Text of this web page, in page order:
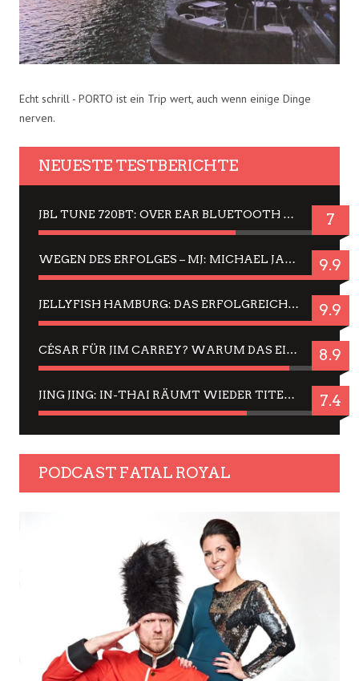
Echt schrill - PORTO ist ein Trip wert, auch wenn einige Dinge
nerven.
NEUESTE TESTBERICHTE
JBL TUNE 720BT: OVER EAR BLUETOOTH KOPFHÖRER UM DIE 50,-€ IM DAUER-TEST 7
WEGEN DES ERFOLGES – MJ: MICHAEL JACKSON MUSICAL IN EINER MATINEE SEHEN 9.9
JELLYFISH HAMBURG: DAS ERFOLGREICHE SOMMER-MENÜ 2025 IN GEFÜHLEN UND BILDERN 9.9
CÉSAR FÜR JIM CARREY? WARUM DAS EINER DER NERVIGSTEN ACTORS IST UND BLEIBT 8.9
JING JING: IN-THAI RÄUMT WIEDER TITEL AB – EIN ZWEI-STUNDEN-ERLEBNISBERICHT 7.4
PODCAST FATAL ROYAL